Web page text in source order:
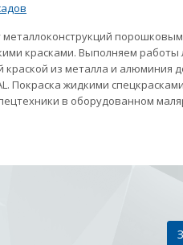
металлоконструкций
красками. Выполняем
из металла и алюминия
Покраска жидкими
в оборудованном